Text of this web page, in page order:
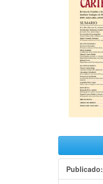
Publicado: